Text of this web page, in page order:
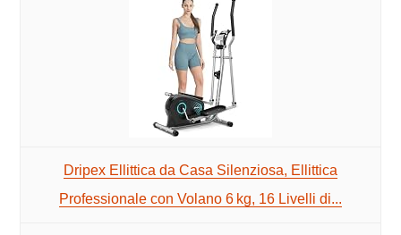
Dripex Ellittica da Casa Silenziosa, Ellittica
Professionale con Volano 6 kg, 16 Livelli di...